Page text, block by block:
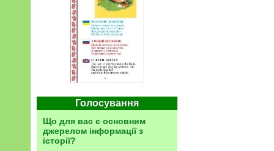
Голосування
Що для вас є основним
джерелом інформації з
історії?